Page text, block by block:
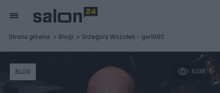
Strona główna Blogi Grzegorz Wszołek - gw1990
6338
BLOG